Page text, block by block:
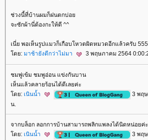
ช่วงนี้ที่บ้านผมก็ฝนตกบ่อ
จะซักผ้านี่ต้องกะให้ดี ^^
เนี่ย พอเห็นรูปแมวก็เกือบโหวตผิดหมวดอีกแล้วครับ 555
ดย: มาช้ายังดีกว่าไม่มา 3 พฤษภาคม 2564
ชมพู่เข้ม ชมพูอ่อน แข่งกันบาน
เห็นแล้วคลายร้อนได้ดีเลยค่ะ
ดย: เนินน้ำ
3 พฤ
น.
จากบล็อก ลอกการบ้านสามารถพลิกแพลงได้นิดหน่อยค่ะ
ดย: เนินน้ำ
3 พฤ